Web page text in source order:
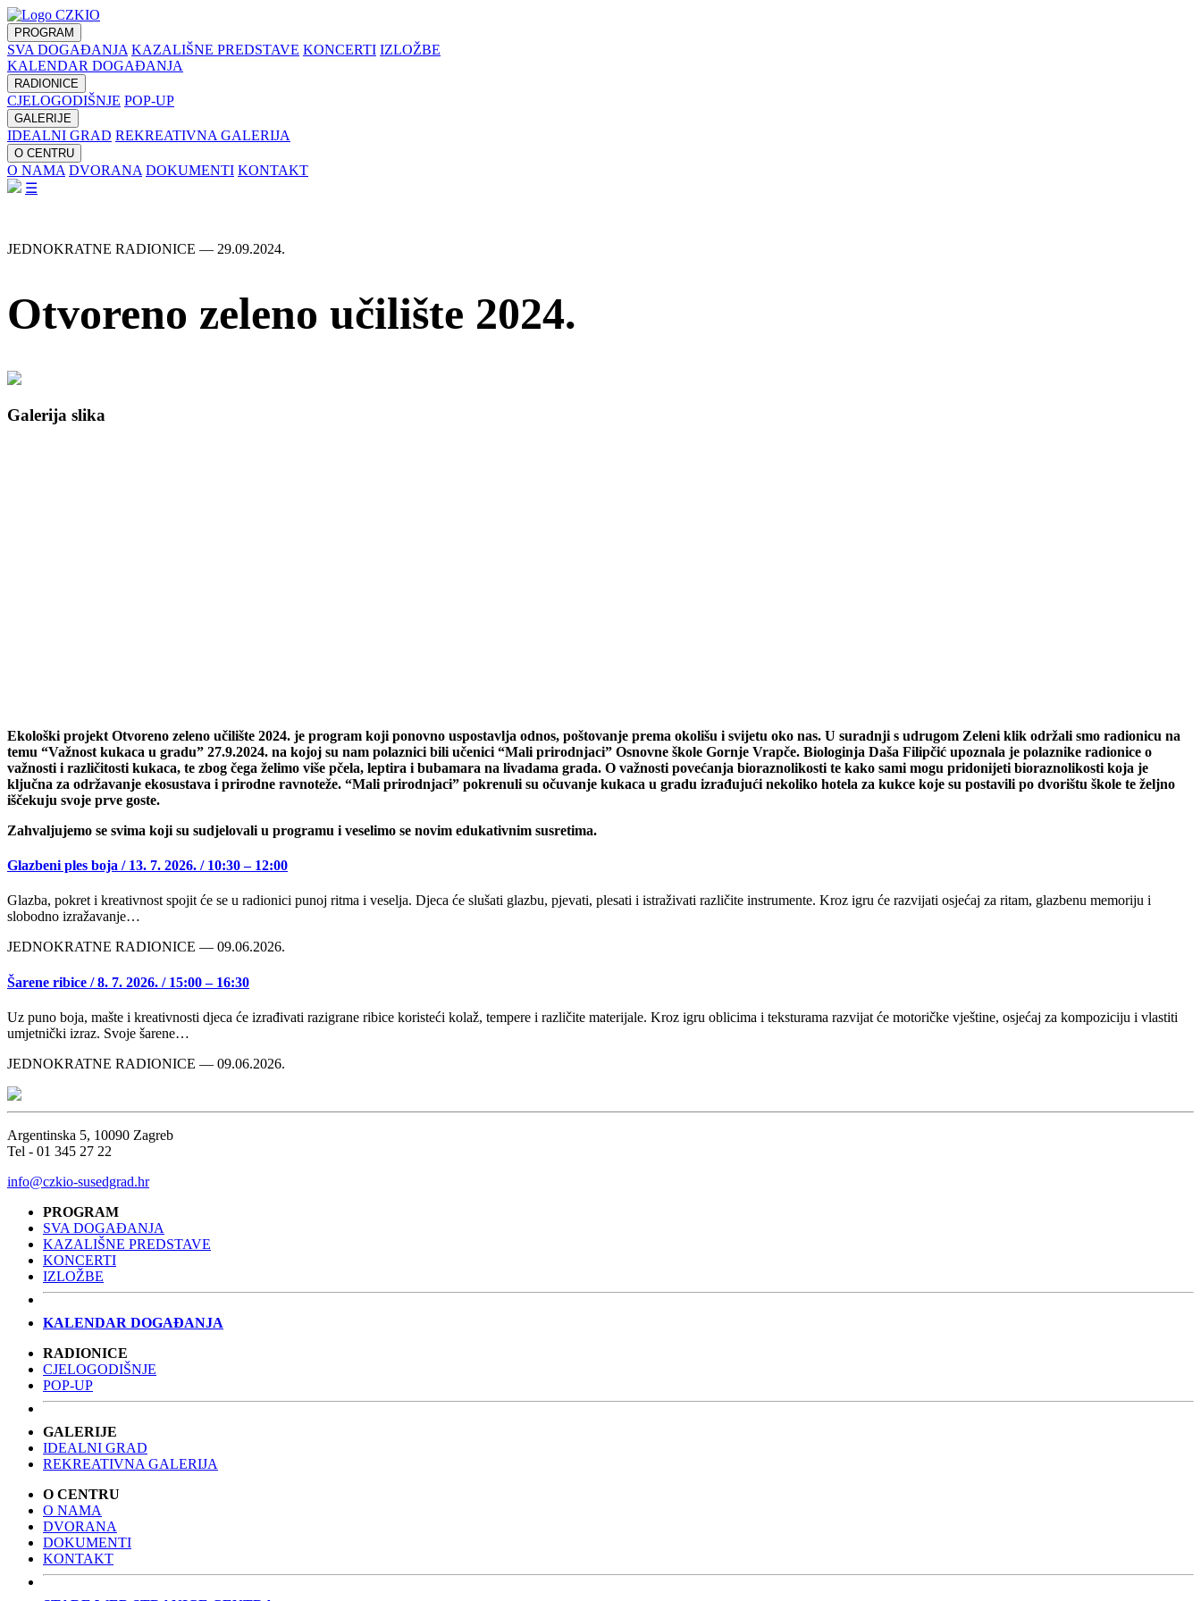
PROGRAM
SVA DOGAĐANJA KAZALIŠNE PREDSTAVE KONCERTI IZLOŽBE
KALENDAR DOGAĐANJA
RADIONICE
CJELOGODIŠNJE POP-UP
GALERIJE
IDEALNI GRAD REKREATIVNA GALERIJA
O CENTRU
O NAMA DVORANA DOKUMENTI KONTAKT
☰
JEDNOKRATNE RADIONICE — 29.09.2024.
Otvoreno zeleno učilište 2024.
Galerija slika
Ekološki projekt Otvoreno zeleno učilište 2024. je program koji ponovno uspostavlja odnos, poštovanje prema okolišu i svijetu oko nas. U suradnji s udrugom Zeleni klik održali smo radionicu na
temu “Važnost kukaca u gradu” 27.9.2024. na kojoj su nam polaznici bili učenici “Mali prirodnjaci” Osnovne škole Gornje Vrapče. Biologinja Daša Filipčić upoznala je polaznike radionice o
važnosti i različitosti kukaca, te zbog čega želimo više pčela, leptira i bubamara na livadama grada. O važnosti povećanja bioraznolikosti te kako sami mogu pridonijeti bioraznolikosti koja je
ključna za održavanje ekosustava i prirodne ravnoteže. “Mali prirodnjaci” pokrenuli su očuvanje kukaca u gradu izrađujući nekoliko hotela za kukce koje su postavili po dvorištu škole te željno
iščekuju svoje prve goste.
Zahvaljujemo se svima koji su sudjelovali u programu i veselimo se novim edukativnim susretima.
Glazbeni ples boja / 13. 7. 2026. / 10:30 – 12:00
Glazba, pokret i kreativnost spojit će se u radionici punoj ritma i veselja. Djeca će slušati glazbu, pjevati, plesati i istraživati različite instrumente. Kroz igru će razvijati osjećaj za ritam, glazbenu memoriju i
slobodno izražavanje…
JEDNOKRATNE RADIONICE — 09.06.2026.
Šarene ribice / 8. 7. 2026. / 15:00 – 16:30
Uz puno boja, mašte i kreativnosti djeca će izrađivati razigrane ribice koristeći kolaž, tempere i različite materijale. Kroz igru oblicima i teksturama razvijat će motoričke vještine, osjećaj za kompoziciju i vlastiti
umjetnički izraz. Svoje šarene…
JEDNOKRATNE RADIONICE — 09.06.2026.
Argentinska 5, 10090 Zagreb
Tel - 01 345 27 22
info@czkio-susedgrad.hr
PROGRAM
SVA DOGAĐANJA
KAZALIŠNE PREDSTAVE
KONCERTI
IZLOŽBE
KALENDAR DOGAĐANJA
RADIONICE
CJELOGODIŠNJE
POP-UP
GALERIJE
IDEALNI GRAD
REKREATIVNA GALERIJA
O CENTRU
O NAMA
DVORANA
DOKUMENTI
KONTAKT